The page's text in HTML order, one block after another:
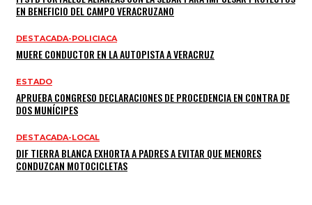
EN BENEFICIO DEL CAMPO VERACRUZANO
DESTACADA-POLICIACA
MUERE CONDUCTOR EN LA AUTOPISTA A VERACRUZ
ESTADO
APRUEBA CONGRESO DECLARACIONES DE PROCEDENCIA EN CONTRA DE
DOS MUNÍCIPES
DESTACADA-LOCAL
DIF TIERRA BLANCA EXHORTA A PADRES A EVITAR QUE MENORES
CONDUZCAN MOTOCICLETAS